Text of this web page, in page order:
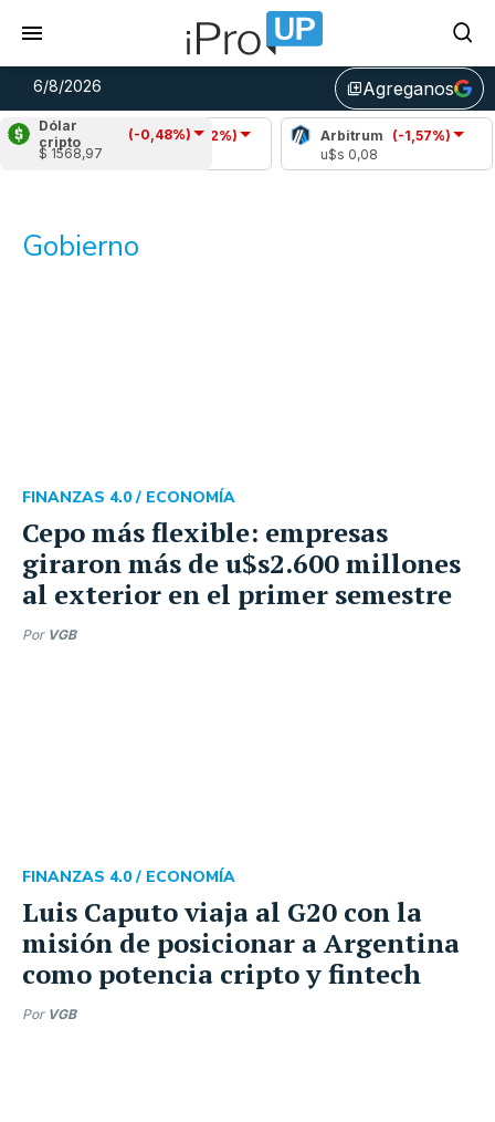
6/8/2026 library_addAgreganos
Dólar
cripto
(-0,48%)
$ 1568,97
Chainlink
(-0,42%)
u$s 8,13
Arbitrum (-1,57%)
Gobierno
Cepo más flexible: empresas
giraron más de u$s2.600 millones
al exterior en el primer semestre
FINANZAS 4.0 / ECONOMÍA
Por VGB
Luis Caputo viaja al G20 con la
misión de posicionar a Argentina
como potencia cripto y fintech
FINANZAS 4.0 / ECONOMÍA
Por VGB